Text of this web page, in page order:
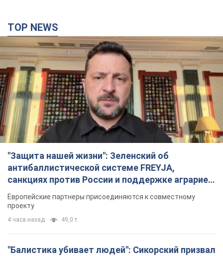
TOP NEWS
"Защита нашей жизни": Зеленский об
антибаллистической системе FREYJA,
санкциях против России и поддержке аграриев.
Видео
Европейские партнеры присоединяются к совместному
проекту
4 часа назад 49,0 т.
"Балистика убивает людей": Сикорский призвал